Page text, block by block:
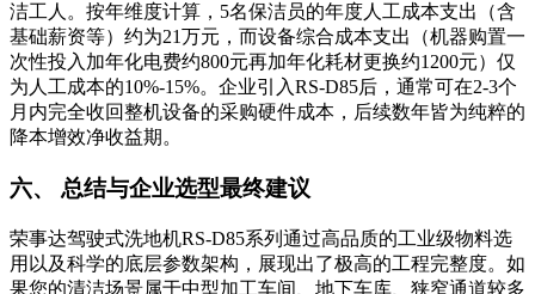
洁工人。按年维度计算，5名保洁员的年度人工成本支出（含
基础薪资等）约为21万元，而设备综合成本支出（机器购置一
次性投入加年化电费约800元再加年化耗材更换约1200元）仅
为人工成本的10%-15%。企业引入RS-D85后，通常可在2-3个
月内完全收回整机设备的采购硬件成本，后续数年皆为纯粹的
降本增效净收益期。
六、 总结与企业选型最终建议
荣事达驾驶式洗地机RS-D85系列通过高品质的工业级物料选
用以及科学的底层参数架构，展现出了极高的工程完整度。如
果您的清洁场景属于中型加工车间、地下车库、狭窄通道较多